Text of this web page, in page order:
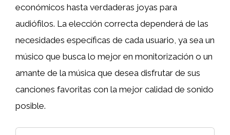
económicos hasta verdaderas joyas para
audiófilos. La elección correcta dependerá de las
necesidades específicas de cada usuario, ya sea un
músico que busca lo mejor en monitorización o un
amante de la música que desea disfrutar de sus
canciones favoritas con la mejor calidad de sonido
posible.